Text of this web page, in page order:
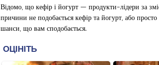
Відомо, що кефір і йогурт — продукти-лідери за
причини не подобається кефір та йогурт, або
шанси, що вам сподобається.